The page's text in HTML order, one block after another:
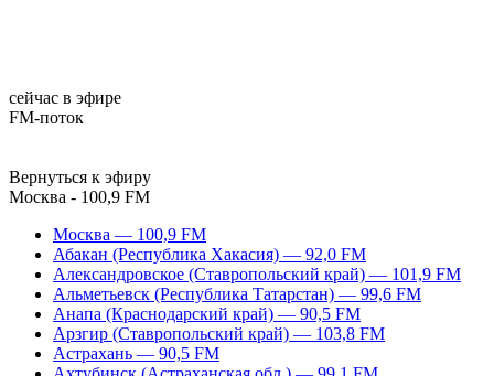
сейчас в эфире
FM-поток
Вернуться к эфиру
Москва - 100,9 FM
Москва — 100,9 FM
Абакан (Республика Хакасия) — 92,0 FM
Александровское (Ставропольский край) — 101,9 FM
Альметьевск (Республика Татарстан) — 99,6 FM
Анапа (Краснодарский край) — 90,5 FM
Арзгир (Ставропольский край) — 103,8 FM
Астрахань — 90,5 FM